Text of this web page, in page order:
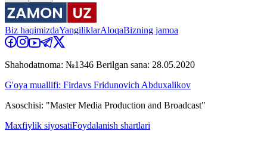
Biz haqimizdaYangiliklarAloqaBizning jamoa
Shahodatnoma: №1346 Berilgan sana: 28.05.2020
G'oya muallifi: Firdavs Fridunovich Abduxalikov
Asoschisi: "Master Media Production and Broadcast"
Maxfiylik siyosatiFoydalanish shartlari